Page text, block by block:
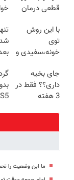
قطعی درمان
◗پرسش‌نامه◖
با این روش
توی
خونه،سفیدی و
برگردون
(40%off)
جای بخیه
داری؟؟ فقط در
3 هفته
ما این وضعیت را